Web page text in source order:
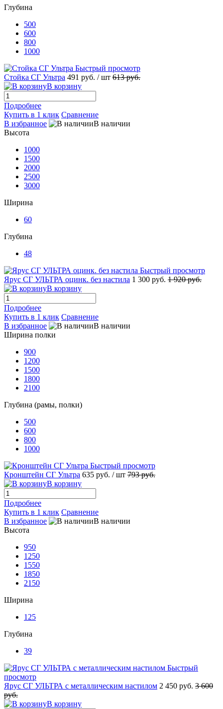
Глубина
500
600
800
1000
Быстрый просмотр
Стойка СГ Ультра 491 руб. / шт 613 руб.
В корзину
Подробнее
Купить в 1 клик Сравнение
В избранное
В наличии
Высота
1000
1500
2000
2500
3000
Ширина
60
Глубина
48
Быстрый просмотр
Ярус СГ УЛЬТРА оцинк. без настила 1 300 руб. 1 920 руб.
В корзину
Подробнее
Купить в 1 клик Сравнение
В избранное
В наличии
Ширина полки
900
1200
1500
1800
2100
Глубина (рамы, полки)
500
600
800
1000
Быстрый просмотр
Кронштейн СГ Ультра 635 руб. / шт 793 руб.
В корзину
Подробнее
Купить в 1 клик Сравнение
В избранное
В наличии
Высота
950
1250
1550
1850
2150
Ширина
125
Глубина
39
Быстрый
просмотр
Ярус СГ УЛЬТРА с металлическим настилом 2 450 руб. 3 600
руб.
В корзину